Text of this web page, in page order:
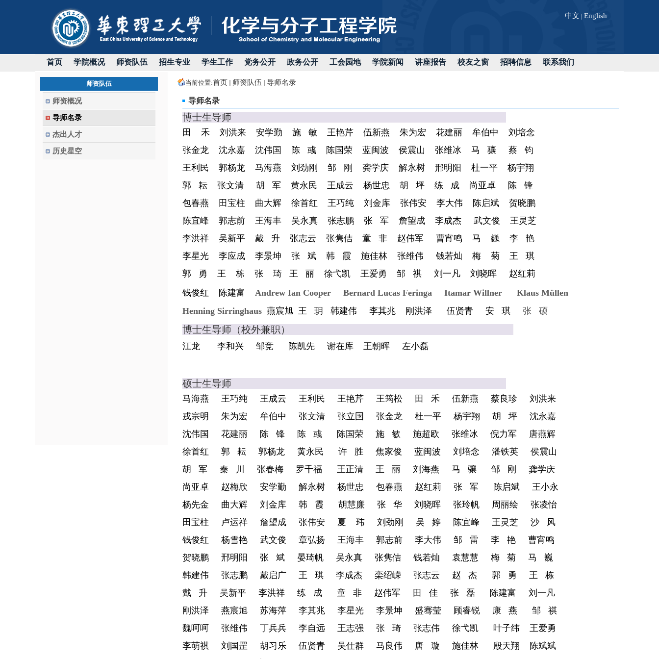
中文 | English
首页 学院概况 师资队伍 招生专业 学生工作 党务公开 政务公开 工会园地 学院新闻 讲座报告 校友之窗 招聘信息 联系我们
师资队伍
师资概况
导师名录
杰出人才
历史星空
当前位置:首页 师资队伍 导师名录
导师名录
博士生导师
田 禾 刘洪来 安学勤 施 敏 王艳芹 伍新燕 朱为宏 花建丽 牟伯中
刘培念
张金龙
沈永嘉 沈伟国 陈 彧 陈国荣 蓝闽波 侯震山 张维冰 马 骧
蔡 钧
王利民
郭杨龙 马海燕 刘劲刚 邹 刚 龚学庆 解永树 邢明阳 杜一平
杨宇翔
郭 耘
张文清 胡 军 黄永民 王成云 杨世忠 胡 坪 练 成 尚亚卓
陈 锋
包春燕
田宝柱 曲大辉 徐首红 王巧纯 刘金库 张伟安 李大伟 陈启斌
贺晓鹏
陈宜峰
郭志前 王海丰 吴永真 张志鹏 张 军 詹望成 李成杰 武文俊
王灵芝
李洪祥
吴新平 戴 升 张志云 张隽佶 童 非 赵伟军 曹宵鸣 马 巍
李 艳
李星光
李应成 李景坤 张 斌 韩 霞 施佳林 张维伟 钱若灿 梅 菊
王 琪
郭 勇
王 栋 张 琦 王 丽 徐弋凯 王爱勇 邹 祺 刘一凡 刘晓晖
赵红莉
钱俊红
陈建富 Andrew Ian Cooper Bernard Lucas Feringa Itamar Willner
Klaus Müllen
Henning Sirringhaus 燕宸旭 王 玥 韩建伟 李其兆 刚洪泽 伍贤青 安 琪 张 硕
博士生导师（校外兼职）
江龙 李和兴 邹竞 陈凯先 谢在库 王朝晖 左小磊
硕士生导师
马海燕 王巧纯 王成云 王利民 王艳芹 王筠松 田 禾 伍新燕 蔡良珍
刘洪来
戎宗明
朱为宏 牟伯中 张文清 张立国 张金龙 杜一平 杨宇翔 胡 坪
沈永嘉
沈伟国
花建丽 陈 锋 陈 彧 陈国荣 施 敏 施超欧 张维冰 倪力军
唐燕辉
徐首红
郭 耘 郭杨龙 黄永民 许 胜 焦家俊 蓝闽波 刘培念 潘铁英
侯震山
胡 军
秦 川 张春梅 罗千福 王正清 王 丽 刘海燕 马 骧 邹 刚
龚学庆
尚亚卓
赵梅欣 安学勤 解永树 杨世忠 包春燕 赵红莉 张 军 陈启斌
王小永
杨先金
曲大辉 刘金库 韩 霞 胡慧廉 张 华 刘晓晖 张玲帆 周丽绘
张凌怡
田宝柱
卢运祥 詹望成 张伟安 夏 玮 刘劲刚 吴 婷 陈宜峰 王灵芝
沙 风
钱俊红
杨雪艳 武文俊 章弘扬 王海丰 郭志前 李大伟 邹 雷 李 艳
曹宵鸣
贺晓鹏
邢明阳 张 斌 晏琦帆 吴永真 张隽佶 钱若灿 袁慧慧 梅 菊
马 巍
韩建伟
张志鹏 戴启广 王 琪 李成杰 栾绍嵘 张志云 赵 杰 郭 勇
王 栋
戴 升
吴新平 李洪祥 练 成 童 非 赵伟军 田 佳 张 磊 陈建富
刘一凡
刚洪泽
燕宸旭 苏海萍 李其兆 李星光 李景坤 盛骞莹 顾睿锐 康 燕
邹 祺
魏呵呵
张维伟 丁兵兵 李自远 王志强 张 琦 张志伟 徐弋凯 叶子纬
王爱勇
李萌祺
刘国罡 胡习乐 伍贤青 吴仕群 马良伟 唐 璇 施佳林 殷天翔
陈斌斌